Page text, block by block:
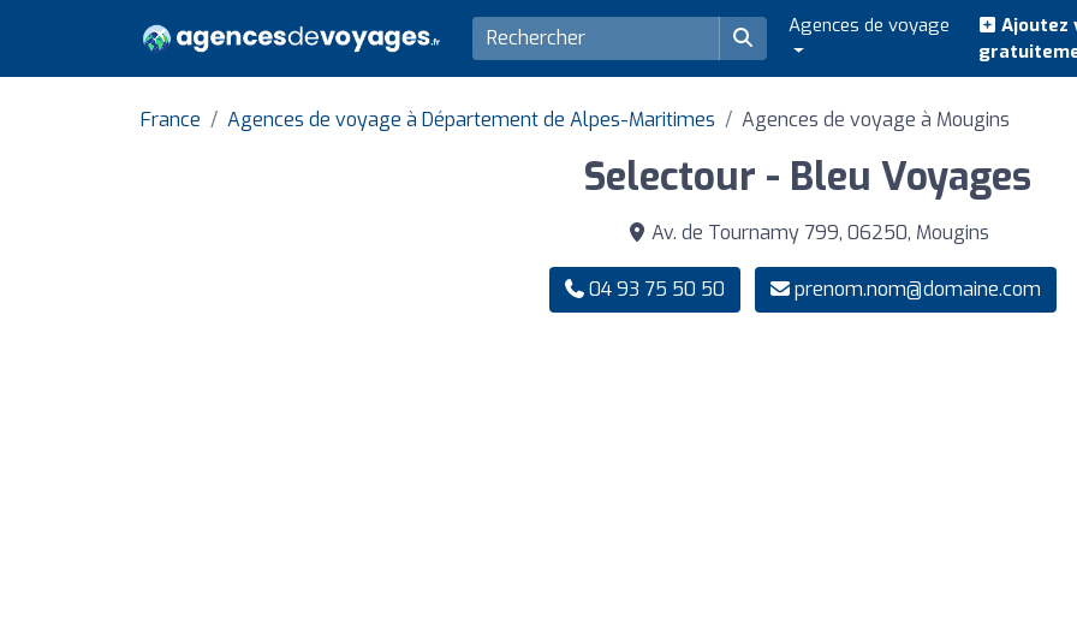
Agences de voyage
Ajoutez
France Agences de voyage à Département de Alpes-Maritimes Agences de voyage à Mougins
Selectour - Bleu Voyages
Av. de Tournamy 799, 06250, Mougins
04 93 75 50 50 prenom.nom@domaine.com